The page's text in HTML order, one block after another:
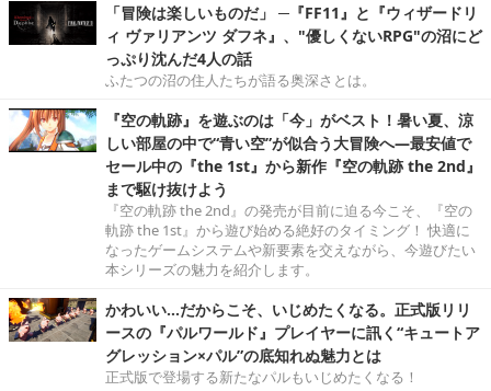
「冒険は楽しいものだ」 ─『FF11』と『ウィザードリ
ィ ヴァリアンツ ダフネ』、"優しくないRPG"の沼にど
っぷり沈んだ4人の話
ふたつの沼の住人たちが語る奥深さとは。
『空の軌跡』を遊ぶのは「今」がベスト！暑い夏、涼
しい部屋の中で“青い空”が似合う大冒険へ―最安値で
セール中の『the 1st』から新作『空の軌跡 the 2nd』
まで駆け抜けよう
『空の軌跡 the 2nd』の発売が目前に迫る今こそ、『空の
軌跡 the 1st』から遊び始める絶好のタイミング！ 快適に
なったゲームシステムや新要素を交えながら、今遊びたい
本シリーズの魅力を紹介します。
かわいい…だからこそ、いじめたくなる。正式版リリ
ースの『パルワールド』プレイヤーに訊く“キュートア
グレッション×パル”の底知れぬ魅力とは
正式版で登場する新たなパルもいじめたくなる！